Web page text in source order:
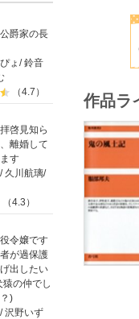
公爵家の長
ょ /鈴音
（4.7）
拝啓見知ら
離婚して
す
/ 久川航璃/
（4.3）
令嬢です
が過保護
出したい
の仲でし
)
/沢野いず
作品